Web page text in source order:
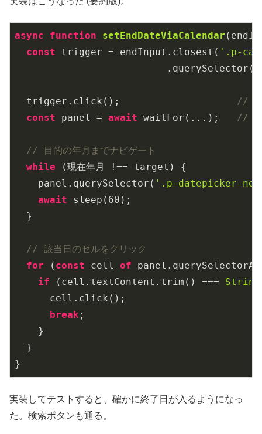
async function setEndDateViaCalendar (
const trigger = endInput.closest( '.p-
                          .querySelector(
  trigger.click();
// カ
const panel = await waitFor(...); // パ
// 目的の年月までナビゲート
while (現在年月 !== target) {
    panel.querySelector(
'.p-datepicker-
await sleep( 60 );
  }
// 該当日のセルをクリック
for ( const cell of
if (cell.textContent.trim() === String
      cell.click();
break ;
    }
  }
}
実装してテストすると、確かに終了日が入るようになっ
た。検索ボタンも通る。